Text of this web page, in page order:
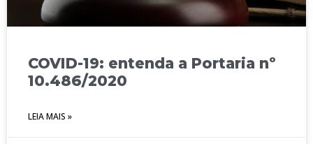
COVID-19: entenda a Portaria nº
10.486/2020
LEIA MAIS »